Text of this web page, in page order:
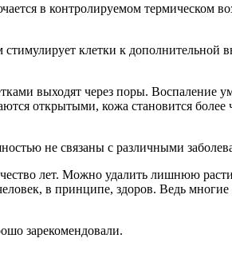
в контролируемом термическом
клетки к дополнительной
выходят через поры. Воспаление
открытыми, кожа становится более
не связаны с различными
лет. Можно удалить лишнюю
в принципе, здоров. Ведь
зарекомендовали.